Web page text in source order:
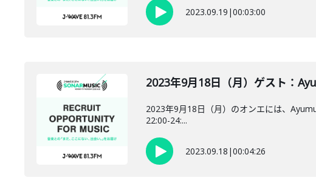
2023.09.19 |00:03:00
2023年9月18日（月）ゲスト：
2023年9月18日（月）のオンエには、
22:00-24:...
2023.09.18 |00:04:26